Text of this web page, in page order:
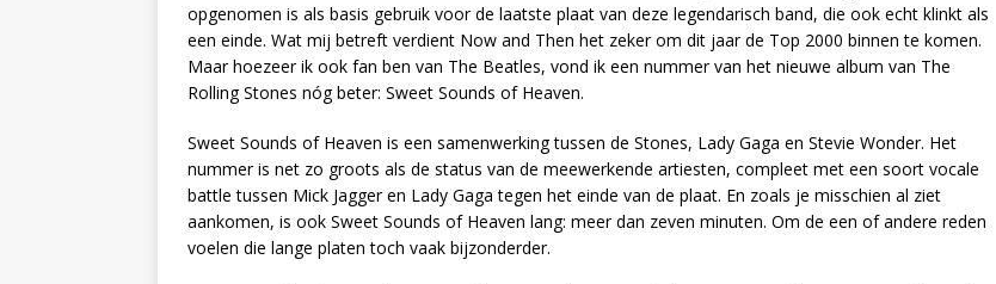
opgenomen is als basis gebruik voor de laatste plaat van deze legendarisch band, die ook echt klinkt als
een einde. Wat mij betreft verdient Now and Then het zeker om dit jaar de Top 2000 binnen te komen.
Maar hoezeer ik ook fan ben van The Beatles, vond ik een nummer van het nieuwe album van The
Rolling Stones nóg beter: Sweet Sounds of Heaven.
Sweet Sounds of Heaven is een samenwerking tussen de Stones, Lady Gaga en Stevie Wonder. Het
nummer is net zo groots als de status van de meewerkende artiesten, compleet met een soort vocale
battle tussen Mick Jagger en Lady Gaga tegen het einde van de plaat. En zoals je misschien al ziet
aankomen, is ook Sweet Sounds of Heaven lang: meer dan zeven minuten. Om de een of andere reden
voelen die lange platen toch vaak bijzonderder.